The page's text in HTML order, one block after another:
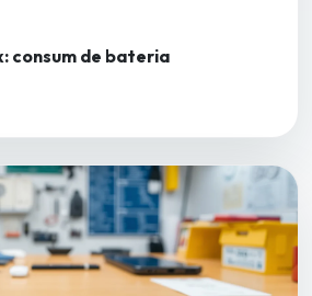
consum de bateria